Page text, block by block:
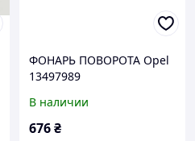
ФОНАРЬ ПОВОРОТА Opel
13497989
В наличии
676₴